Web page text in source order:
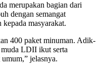
merupakan bagian dari
dengan semangat
masyarakat.
400 paket minuman. Adik-
LDII ikut serta
jelasnya.